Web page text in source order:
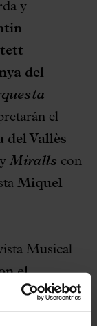
y
del
el
del Vallès
yMiralls con
Miquel
Musical
el
unos
entera a